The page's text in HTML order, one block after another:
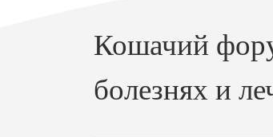
Кошачий
болезнях и